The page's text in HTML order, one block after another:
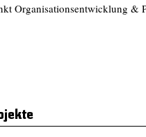
Organisationsentwicklung &